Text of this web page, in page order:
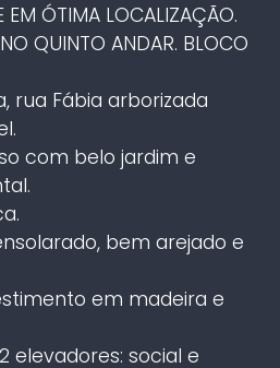
EM ÓTIMA LOCALIZAÇÃO.
QUINTO ANDAR. BLOCO
rua Fábia arborizada
com belo jardim e
bem arejado e
em madeira e
elevadores: social e